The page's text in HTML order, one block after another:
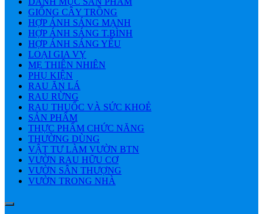
GIỐNG CÂY TRỒNG
HỢP ÁNH SÁNG MẠNH
HỢP ÁNH SÁNG T.BÌNH
HỢP ÁNH SÁNG YẾU
LOẠI GIA VỴ
MẸ THIÊN NHIÊN
PHỤ KIỆN
RAU ĂN LÁ
RAU RỪNG
RAU THUỐC VÀ SỨC KHOẺ
SẢN PHẨM
THỰC PHẨM CHỨC NĂNG
THƯỜNG DÙNG
VẬT TƯ LÀM VƯỜN BTN
VƯỜN RAU HỮU CƠ
VƯỜN SÂN THƯỢNG
VƯỜN TRONG NHÀ